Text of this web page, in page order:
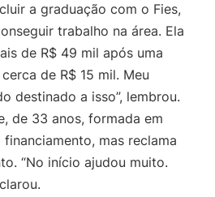
a graduação com o Fies,
trabalho na área. Ela
de R$ 49 mil após uma
de R$ 15 mil. Meu
destinado a isso”, lembrou.
de 33 anos, formada em
mas reclama
“No início ajudou muito.